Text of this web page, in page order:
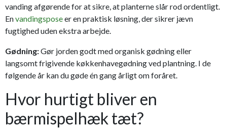
vanding afgørende for at sikre, at planterne slår rod ordentligt.
Envandingsposeer en praktisk løsning, der sikrer jævn
fugtighed uden ekstra arbejde.
Gødning:Gør jorden godt med organisk gødning eller
langsomt frigivende køkkenhavegødning ved plantning. I de
følgende år kan du gøde én gang årligt om foråret.
Hvor hurtigt bliver en
bærmispelhæk tæt?